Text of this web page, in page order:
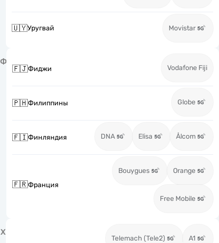
🇺🇾Уругвай Movistar
Ф
🇫🇯Фиджи Vodafone Fiji
🇵🇭Филиппины Globe
🇫🇮Финляндия DNA Elisa Ålcom
🇫🇷Франция
Bouygues Orange
Free Mobile
Х
Telemach (Tele2) A1